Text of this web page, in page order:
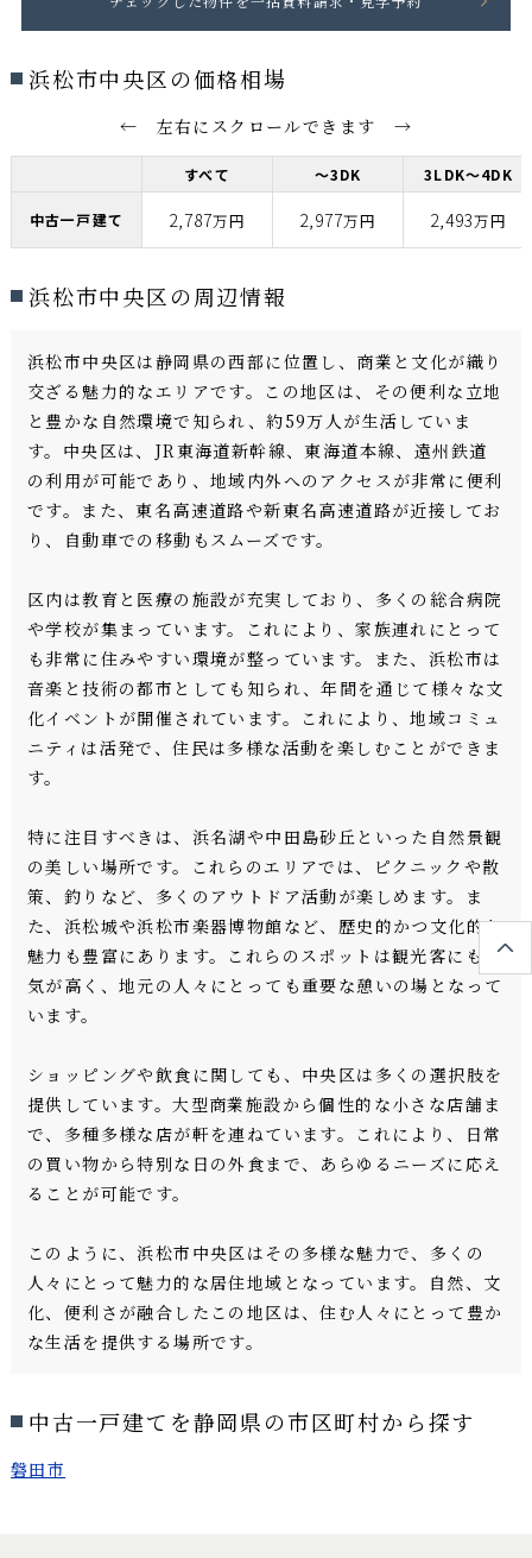
浜松市中央区の価格相場
← 左右にスクロールできます →
すべて ～3DK 3LDK～4DK
中古一戸建て 2,787万円 2,977万円 2,493万円
浜松市中央区の周辺情報
浜松市中央区は静岡県の西部に位置し、商業と文化が織り
交ざる魅力的なエリアです。この地区は、その便利な立地
と豊かな自然環境で知られ、約59万人が生活していま
す。中央区は、JR東海道新幹線、東海道本線、遠州鉄道
の利用が可能であり、地域内外へのアクセスが非常に便利
です。また、東名高速道路や新東名高速道路が近接してお
り、自動車での移動もスムーズです。
区内は教育と医療の施設が充実しており、多くの総合病院
や学校が集まっています。これにより、家族連れにとって
も非常に住みやすい環境が整っています。また、浜松市は
音楽と技術の都市としても知られ、年間を通じて様々な文
化イベントが開催されています。これにより、地域コミュ
ニティは活発で、住民は多様な活動を楽しむことができま
す。
特に注目すべきは、浜名湖や中田島砂丘といった自然景観
の美しい場所です。これらのエリアでは、ピクニックや散
策、釣りなど、多くのアウトドア活動が楽しめます。ま
た、浜松城や浜松市楽器博物館など、歴史的かつ文化的な
魅力も豊富にあります。これらのスポットは観光客にも人
気が高く、地元の人々にとっても重要な憩いの場となって
います。
ショッピングや飲食に関しても、中央区は多くの選択肢を
提供しています。大型商業施設から個性的な小さな店舗ま
で、多種多様な店が軒を連ねています。これにより、日常
の買い物から特別な日の外食まで、あらゆるニーズに応え
ることが可能です。
このように、浜松市中央区はその多様な魅力で、多くの
人々にとって魅力的な居住地域となっています。自然、文
化、便利さが融合したこの地区は、住む人々にとって豊か
な生活を提供する場所です。
中古一戸建てを静岡県の市区町村から探す
磐田市